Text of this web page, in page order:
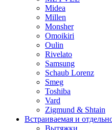
Midea
Millen
Monsher
Omoikiri
Oulin
Rivelato
Samsung
Schaub Lorenz
Smeg
Toshiba
Vard
Zigmund & Shtain
Встраиваемая и
Вытяжки